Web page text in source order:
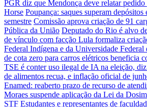
PGR diz que Mendonça deve relatar
Horse Poupança: saques superam
semestre Comissão aprova criação de 91
Pública da União Deputado do Rio é alvo
de vínculo com facção Lula formaliza
Federal Indígena e da Universidade Federal
de cota zero para carros elétricos beneficia
TSE é conter uso ilegal de IA na eleição,
de alimentos recua, e inflação oficial de
Enamed: reaberto prazo de recurso de
Moraes suspende aplicação da Lei da
STF Estudantes e representantes de